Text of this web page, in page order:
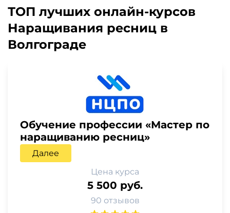
ТОП лучших онлайн-курсов
Наращивания ресниц в
Волгограде
Обучение профессии «Мастер по
наращиванию ресниц»
Далее
Цена курса
5 500 руб.
90 отзывов